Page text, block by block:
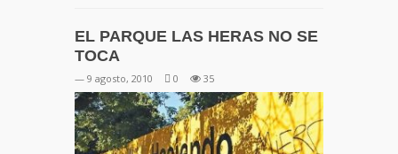
EL PARQUE LAS HERAS NO SE
TOCA
— 9 agosto, 2010 0 35